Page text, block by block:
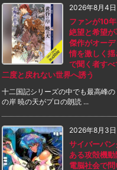
2026年8月4日
ファンが10
絶望と希望
傑作がオー
情を激しく
で聞く者す
二度と戻れない世界へ誘う
十二国記シリーズの中でも最高峰
の岸 暁の天がプロの朗読 ...
2026年8月3日
サイバーパ
ある攻殻機
電脳社会で